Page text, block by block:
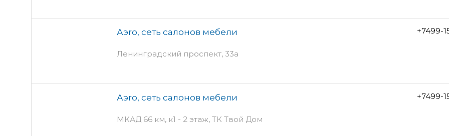
Аэro, сеть салонов мебели
Ленинградский проспект, 33а
+7499-
Аэro, сеть салонов мебели
МКАД 66 км, к1 - 2 этаж, ТК Твой Дом
+7499-